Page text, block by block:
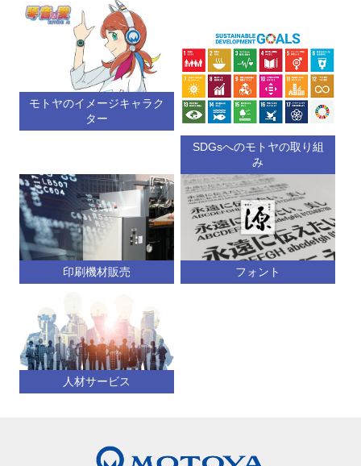
モトヤのイメージキャラク
ター
SDGsへのモトヤの取り組
み
印刷機材販売 フォント
人材サービス